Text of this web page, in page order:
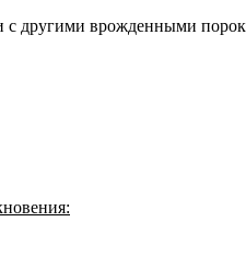
с другими врожденными